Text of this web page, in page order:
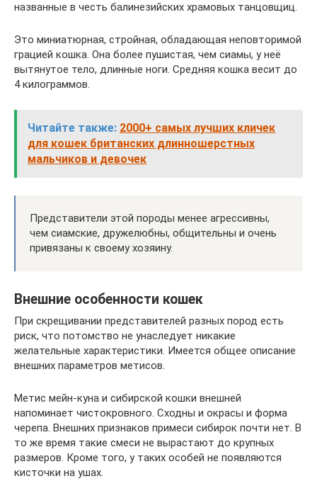
названные в честь балинезийских храмовых танцовщиц.
Это миниатюрная, стройная, обладающая неповторимой
грацией кошка. Она более пушистая, чем сиамы, у неё
вытянутое тело, длинные ноги. Средняя кошка весит до
4 килограммов.
Читайте также: 2000+ самых лучших кличек
для кошек британских длинношерстных
мальчиков и девочек
Представители этой породы менее агрессивны,
чем сиамские, дружелюбны, общительны и очень
привязаны к своему хозяину.
Внешние особенности кошек
При скрещивании представителей разных пород есть
риск, что потомство не унаследует никакие
желательные характеристики. Имеется общее описание
внешних параметров метисов.
Метис мейн-куна и сибирской кошки внешней
напоминает чистокровного. Сходны и окрасы и форма
черепа. Внешних признаков примеси сибирок почти нет. В
то же время такие смеси не вырастают до крупных
размеров. Кроме того, у таких особей не появляются
кисточки на ушах.